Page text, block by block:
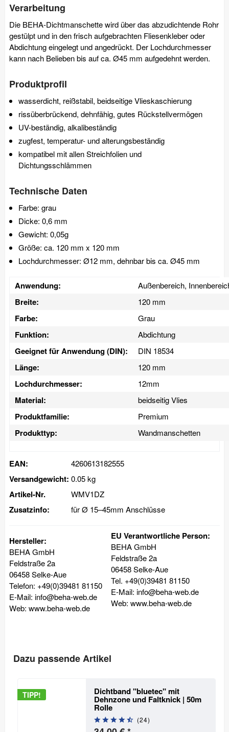
Verarbeitung
Die BEHA-Dichtmanschette wird über das abzudichtende Rohr
gestülpt und in den frisch aufgebrachten Fliesenkleber oder
Abdichtung eingelegt und angedrückt. Der Lochdurchmesser
kann nach Belieben bis auf ca. Ø45 mm aufgedehnt werden.
Produktprofil
wasserdicht, reißstabil, beidseitige Vlieskaschierung
rissüberbrückend, dehnfähig, gutes Rückstellvermögen
UV-beständig, alkalibeständig
zugfest, temperatur- und alterungsbeständig
kompatibel mit allen Streichfolien und
Dichtungsschlämmen
Technische Daten
Farbe: grau
Dicke: 0,6 mm
Gewicht: 0,05g
Größe: ca. 120 mm x 120 mm
Lochdurchmesser: Ø12 mm, dehnbar bis ca. Ø45 mm
Anwendung: Außenbereich,
Breite: 120 mm
Farbe: Grau
Funktion: Abdichtung
Geeignet für Anwendung (DIN): DIN 18534
Länge: 120 mm
Lochdurchmesser: 12mm
Material: beidseitig Vlies
Produktfamilie: Premium
Produkttyp: Wandmanschetten
EAN: 4260613182555
Versandgewicht: 0.05 kg
Artikel-Nr. WMV1DZ
Zusatzinfo: für Ø 15–45mm Anschlüsse
Hersteller:
BEHA GmbH
Feldstraße 2a
06458 Selke-Aue
Telefon: +49(0)39481 81150
E-Mail: info@beha-web.de
Web: www.beha-web.de
EU Verantwortliche Person:
BEHA GmbH
Feldstraße 2a
06458 Selke-Aue
Tel. +49(0)39481 81150
E-Mail: info@beha-web.de
Web: www.beha-web.de
Dazu passende Artikel
TIPP! Dichtband "bluetec" mit
Dehnzone und Faltknick | 50m
Rolle
(24)